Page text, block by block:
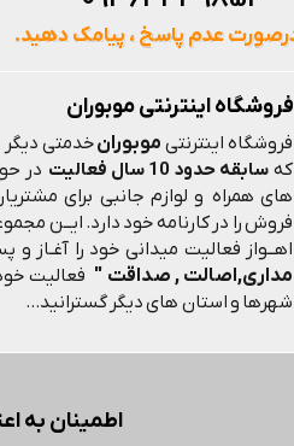
فروشگاه اینترنتی موبوران
فروشگاه اینترنتی موبورانخدمتی دیگر
که سابقه حدود 10 سال فعالیت
در
های همراه و لوازم جانبی برای
فروش را در کارنامه خود دارد. ایــن
اهــواز فعالیت میدانی خود را آغـاز و
مداری,اصالت , صداقت " فعالیت
شهرها و استان های دیگر گسترانید...
اطمینان به
عدم پاسخ ، پیامک دهید.